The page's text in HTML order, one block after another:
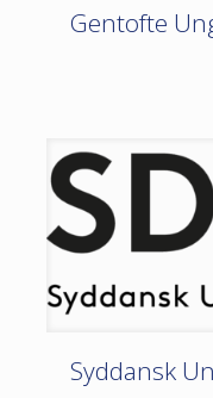
Gentofte
Syddansk